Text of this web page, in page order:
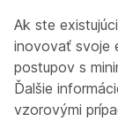
Ak ste
inovovať svoje
postupov s
Ďalšie
vzorovými